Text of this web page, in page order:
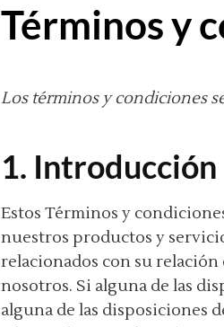
Términos y
Los términos y condiciones
1. Introducción
Estos Términos y
nuestros productos y
relacionados con su
nosotros. Si alguna de las
alguna de las disposiciones